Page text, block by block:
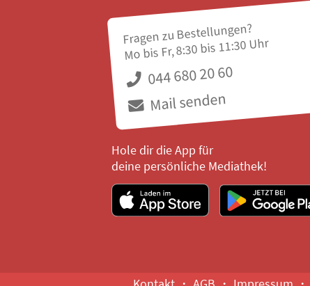
Fragen zu Bestellungen?
Mo bis Fr, 8:30 bis 11:30 Uhr
044 680 20 60
Mail senden
Hole dir die App für
deine persönliche Mediathek!